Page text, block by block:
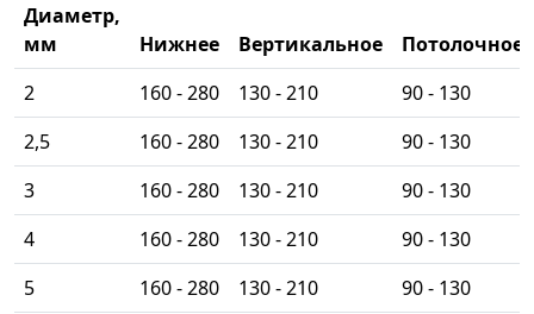
Диаметр,
мм
Нижнее Вертикальное
Потолочное
2
160 - 280 130 - 210
90 - 130
2,5
160 - 280 130 - 210
90 - 130
3
160 - 280 130 - 210
90 - 130
4
160 - 280 130 - 210
90 - 130
5
160 - 280 130 - 210
90 - 130